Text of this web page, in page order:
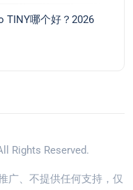
TINY哪个好？2026
Rights Reserved.
广、不提供任何支持，仅